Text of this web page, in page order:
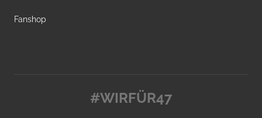
Fanshop
#WIRFÜR47